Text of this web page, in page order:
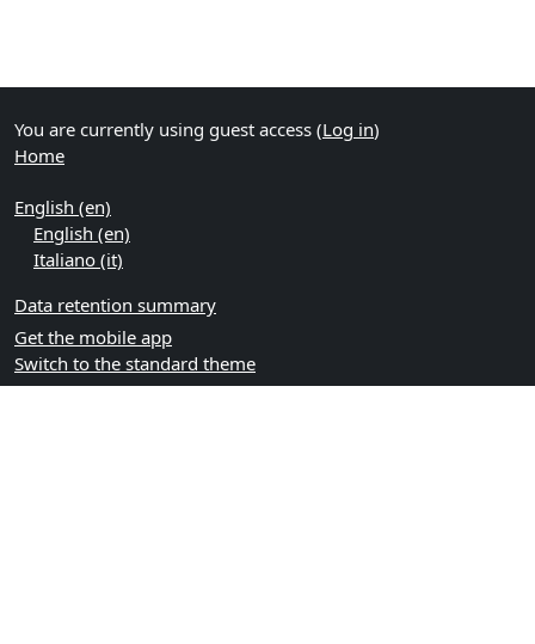
You are currently using guest access (Log in)
Home
English ‎(en)‎
English ‎(en)‎
Italiano ‎(it)‎
Data retention summary
Get the mobile app
Switch to the standard theme